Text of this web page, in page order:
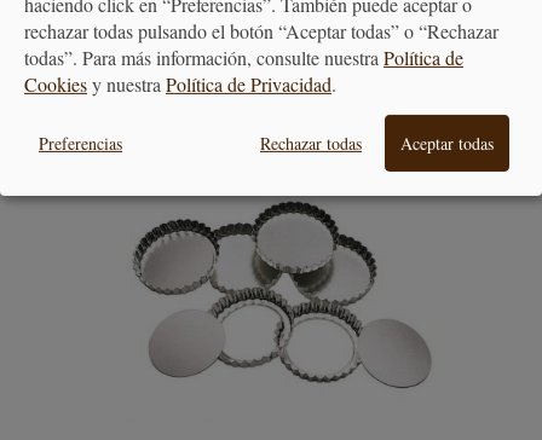
Esta receta tan versátil es de nuestra profesora Carmen
Argumosa
PRODUCTOS RELACIONADOS
rechazar todas pulsando el botón “Aceptar todas” o “Rechazar
todas”. Para más información, consulte nuestra Política de
Cookiesy nuestra Política de Privacidad.
Preferencias Rechazar todas Aceptar todas